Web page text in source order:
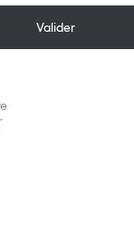
Valider